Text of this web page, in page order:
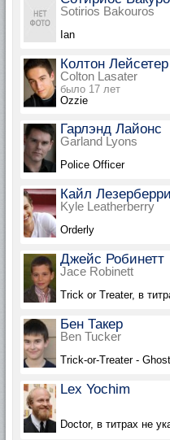
Sotirios Bakouros
Ian
Колтон Лейсетер
Colton Lasater
было 17 лет
Ozzie
Гарлэнд Лайонс
Garland Lyons
Police Officer
Кайл Лезерберри
Kyle Leatherberry
Orderly
Джейс Робинетт
Jace Robinett
Trick or Treater, в
Бен Такер
Ben Tucker
Trick-or-Treater -
Lex Yochim
Doctor, в титрах не